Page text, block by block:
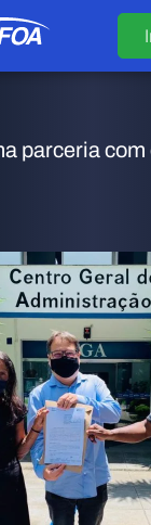
parceria